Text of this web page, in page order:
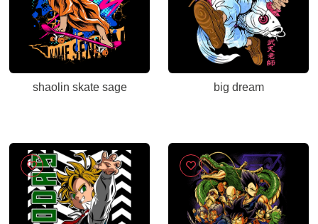
shaolin skate sage big dream